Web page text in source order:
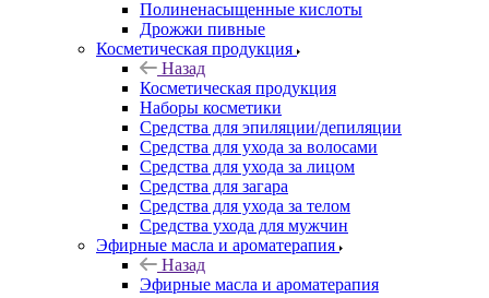
Полиненасыщенные кислоты
Дрожжи пивные
Косметическая продукция
Назад
Косметическая продукция
Наборы косметики
Средства для эпиляции/депиляции
Средства для ухода за волосами
Средства для ухода за лицом
Средства для загара
Средства для ухода за телом
Средства ухода для мужчин
Эфирные масла и ароматерапия
Назад
Эфирные масла и ароматерапия